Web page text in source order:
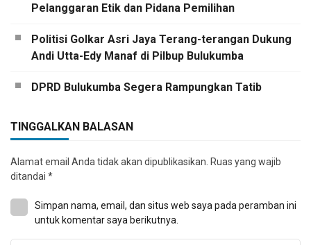
Pelanggaran Etik dan Pidana Pemilihan
Politisi Golkar Asri Jaya Terang-terangan Dukung
Andi Utta-Edy Manaf di Pilbup Bulukumba
DPRD Bulukumba Segera Rampungkan Tatib
TINGGALKAN BALASAN
Alamat email Anda tidak akan dipublikasikan. Ruas yang wajib
ditandai *
Simpan nama, email, dan situs web saya pada peramban ini
untuk komentar saya berikutnya.